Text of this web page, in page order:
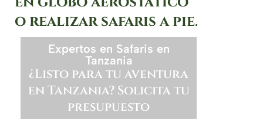
o realizar safaris a pie.
Expertos en Safaris en
Tanzania
¿Listo para tu aventura
en Tanzania? Solicita tu
presupuesto